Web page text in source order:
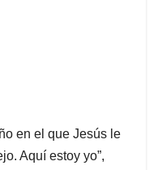
en el que Jesús le
Aquí estoy yo”,